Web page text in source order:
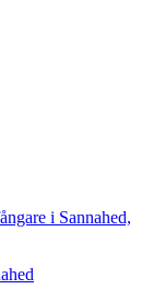
i Sannahed,